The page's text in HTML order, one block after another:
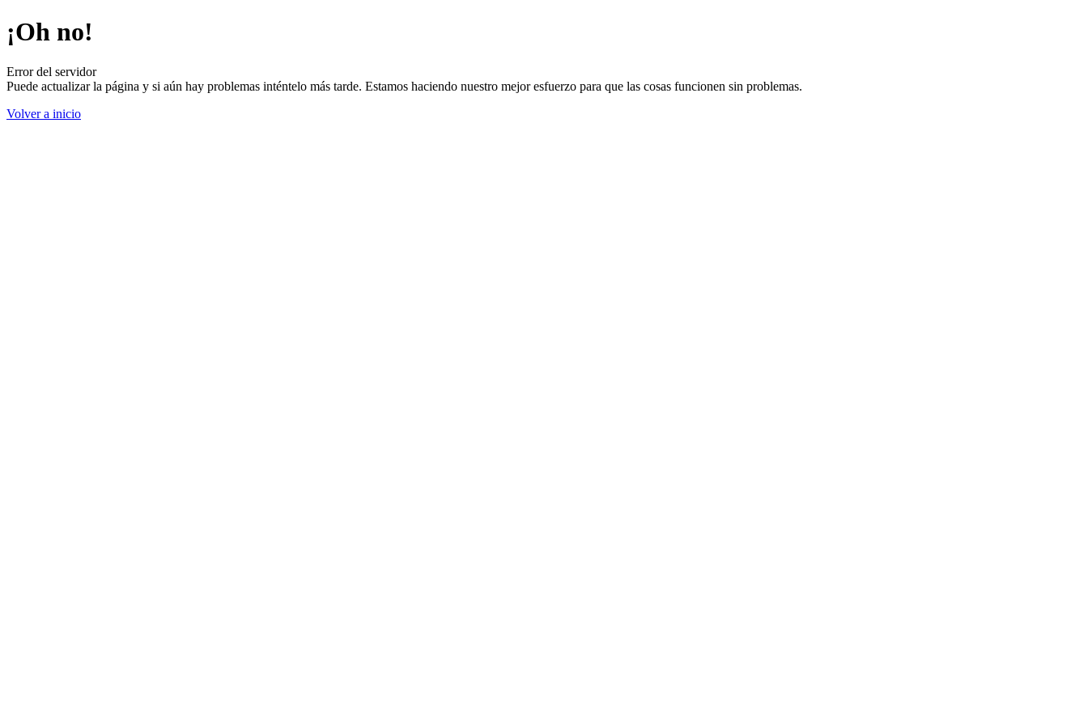
¡Oh no!
Error del servidor
Puede actualizar la página y si aún hay problemas inténtelo más tarde. Estamos haciendo nuestro mejor esfuerzo para que las cosas funcionen sin problemas.
Volver a inicio